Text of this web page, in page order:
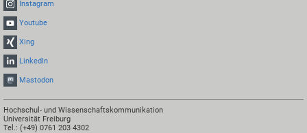
Instagram
Youtube
Xing
LinkedIn
Mastodon
Hochschul- und Wissenschaftskommunikation
Universität Freiburg
Tel.: (+49) 0761 203 4302